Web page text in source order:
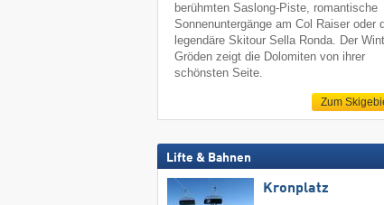
berühmten Saslong-Piste, romantische
Sonnenuntergänge am Col Raiser oder
legendäre Skitour Sella Ronda. Der
Gröden zeigt die Dolomiten von ihrer
schönsten Seite.
Zum
Lifte & Bahnen
Kronplatz